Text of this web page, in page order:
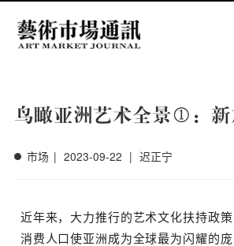
菜单
鸟瞰亚洲艺术全景①：新
市场 | 2023-09-22 | 迟正宁
近年来，大力推行的艺术文化扶持政
消费人口使亚洲成为全球最为闪耀的庞